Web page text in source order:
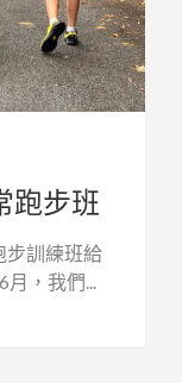
跑步班
步訓練班給
月，我們...